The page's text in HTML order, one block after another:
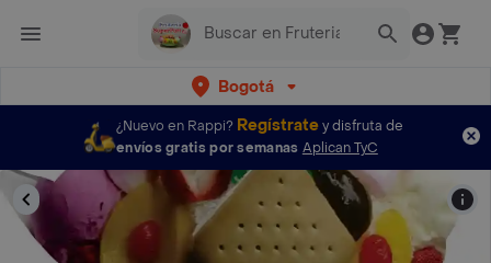
Bogotá
¿Nuevo en Rappi? Regístratey disfruta de
envíos gratis por semanas Aplican TyC